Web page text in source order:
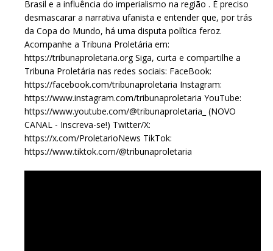
Brasil e a influência do imperialismo na região . É preciso
desmascarar a narrativa ufanista e entender que, por trás
da Copa do Mundo, há uma disputa política feroz.
Acompanhe a Tribuna Proletária em:
https://tribunaproletaria.org Siga, curta e compartilhe a
Tribuna Proletária nas redes sociais: FaceBook:
https://facebook.com/tribunaproletaria Instagram:
https://www.instagram.com/tribunaproletaria YouTube:
https://www.youtube.com/@tribunaproletaria_ (NOVO
CANAL - Inscreva-se!) Twitter/X:
https://x.com/ProletarioNews TikTok:
https://www.tiktok.com/@tribunaproletaria